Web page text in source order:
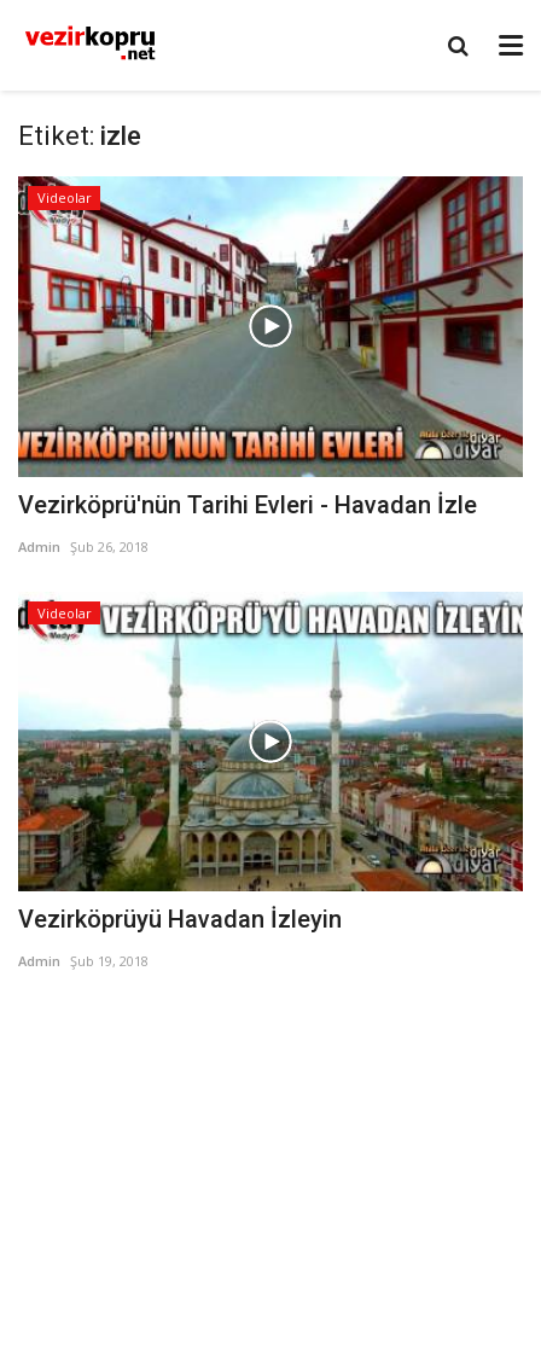
Etiket: izle
Videolar
Vezirköprü'nün Tarihi Evleri - Havadan İzle
Admin Şub 26, 2018
Videolar
Vezirköprüyü Havadan İzleyin
Admin Şub 19, 2018